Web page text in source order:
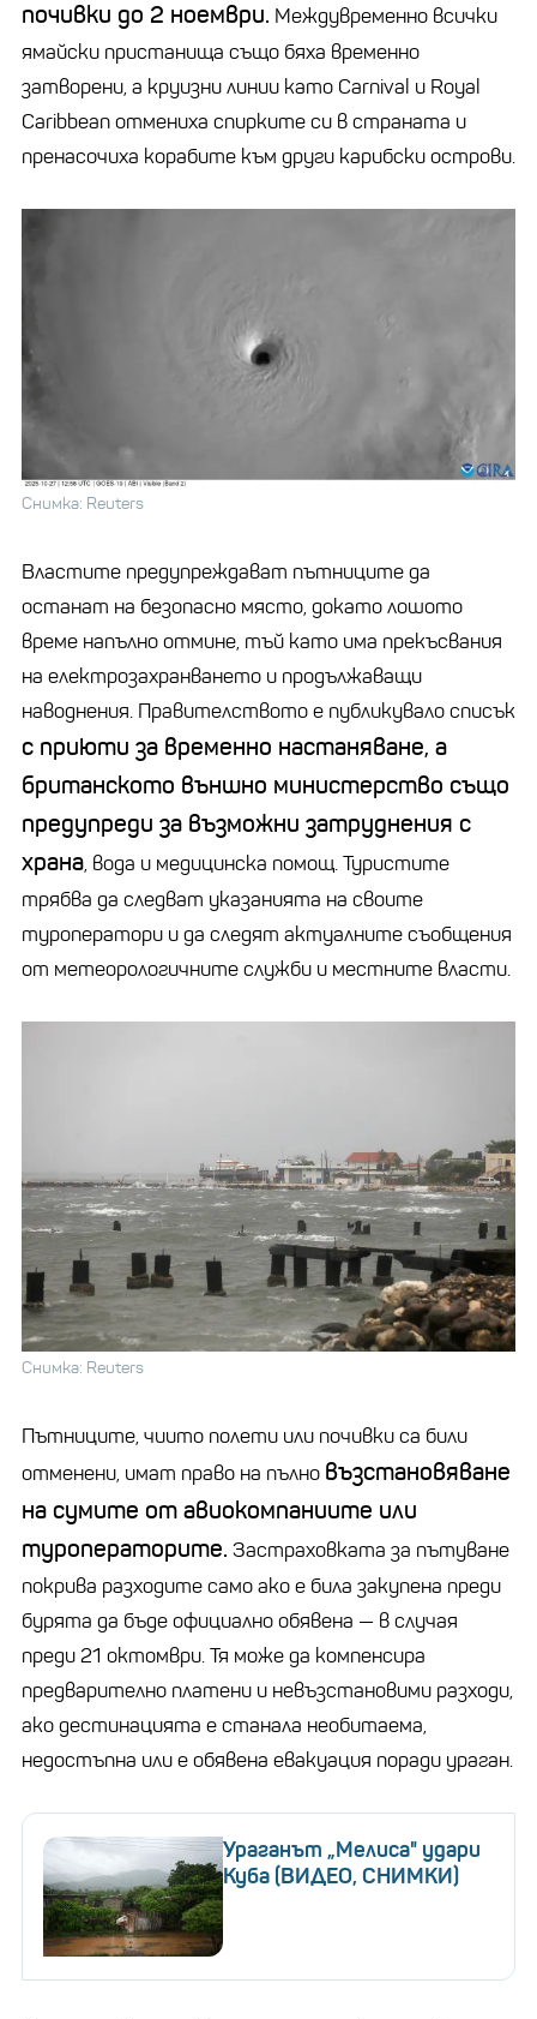
почивки до 2 ноември. Междувременно всички
ямайски пристанища също бяха временно
затворени, а круизни линии като Carnival и Royal
Caribbeanотмениха спирките си в страната и
пренасочиха корабите към други карибски острови.
Снимка: Reuters
Властите предупреждават пътниците да
останат на безопасно място, докато лошото
време напълно отмине, тъй като има прекъсвания
на електрозахранването и продължаващи
наводнения. Правителството е публикувало списък
с приюти за временно настаняване, а
британското външно министерство също
предупреди за възможни затруднения с
храна, вода и медицинска помощ. Туристите
трябва да следват указанията на своите
туроператори и да следят актуалните съобщения
от метеорологичните служби и местните власти.
Снимка: Reuters
Пътниците, чиито полети или почивки са били
отменени, имат право на пълно възстановяване
на сумите от авиокомпаниите или
туроператорите. Застраховката за пътуване
покрива разходите само ако е била закупена преди
бурята да бъде официално обявена — в случая
преди 21 октомври. Тя може да компенсира
предварително платени и невъзстановими разходи,
ако дестинацията е станала необитаема,
недостъпна или е обявена евакуация поради ураган.
Ураганът „Мелиса" удари
Куба (ВИДЕО, СНИМКИ)